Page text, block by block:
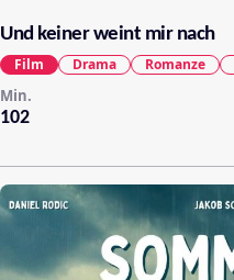
Und keiner weint mir nach
102
Min.
Film Drama Romanze